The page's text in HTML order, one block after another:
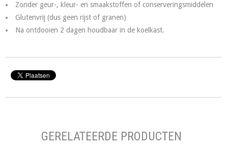
Zonder geur-, kleur- en smaakstoffen of conserveringsmiddelen
Glutenvrij (dus geen rijst of granen)
Na ontdooien 2 dagen houdbaar in de koelkast.
GERELATEERDE PRODUCTEN